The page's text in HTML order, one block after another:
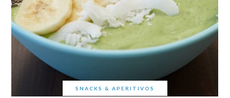
SNACKS & APERITIVOS